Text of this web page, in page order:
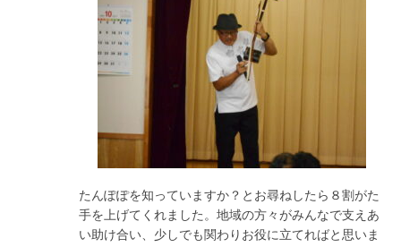
たんぽぽを知っていますか？とお尋ねしたら８割がた
手を上げてくれました。地域の方々がみんなで支えあ
い助け合い、少しでも関わりお役に立てればと思いま